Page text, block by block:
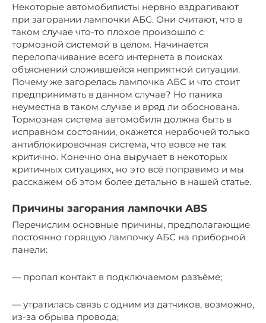
Некоторые автомобилисты нервно вздрагивают
при загорании лампочки АБС. Они считают, что в
таком случае что-то плохое произошло с
тормозной системой в целом. Начинается
перелопачивание всего интернета в поисках
объяснений сложившейся неприятной ситуации.
Почему же загорелась лампочка АБС и что стоит
предпринимать в данном случае? Но паника
неуместна в таком случае и вряд ли обоснована.
Тормозная система автомобиля должна быть в
исправном состоянии, окажется нерабочей только
антиблокировочная система, что вовсе не так
критично. Конечно она выручает в некоторых
критичных ситуациях, но это всё поправимо и мы
расскажем об этом более детально в нашей статье.
Причины загорания лампочки ABS
Перечислим основные причины, предполагающие
постоянно горящую лампочку АБС на приборной
панели:
— пропал контакт в подключаемом разъёме;
— утратилась связь с одним из датчиков, возможно,
из-за обрыва провода;